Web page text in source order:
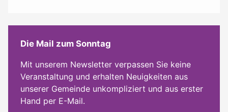
Die Mail zum Sonntag
Mit unserem Newsletter verpassen Sie keine
Veranstaltung und erhalten Neuigkeiten aus
unserer Gemeinde unkompliziert und aus erster
Hand per E-Mail.